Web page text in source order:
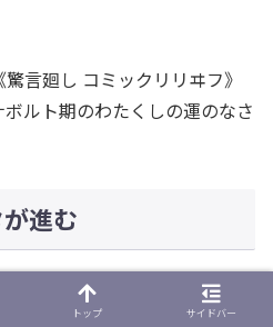
言廻し コミックリリヰフ》
ルト期のわたくしの運のなさ
進む
期の次のゲンムエンペラー期の
トップ サイドバー